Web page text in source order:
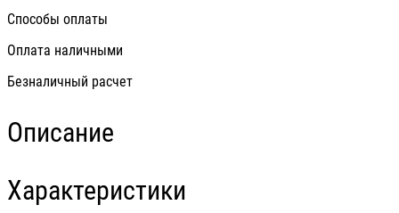
Способы оплаты
Оплата наличными
Безналичный расчет
Описание
Характеристики